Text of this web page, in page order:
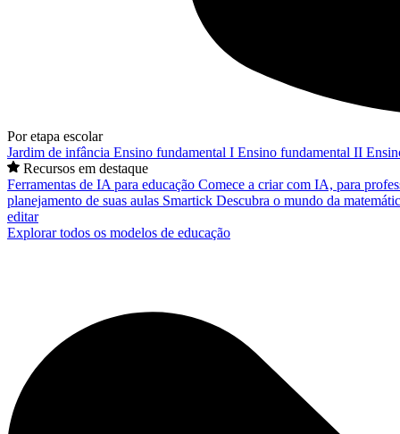
Por etapa escolar
Jardim de infância Ensino fundamental I Ensino fundamental II
Recursos em destaque
Ferramentas de IA para educação Comece a criar com IA, para
planejamento de suas aulas Smartick Descubra o mundo da
editar
Explorar todos os modelos de educação